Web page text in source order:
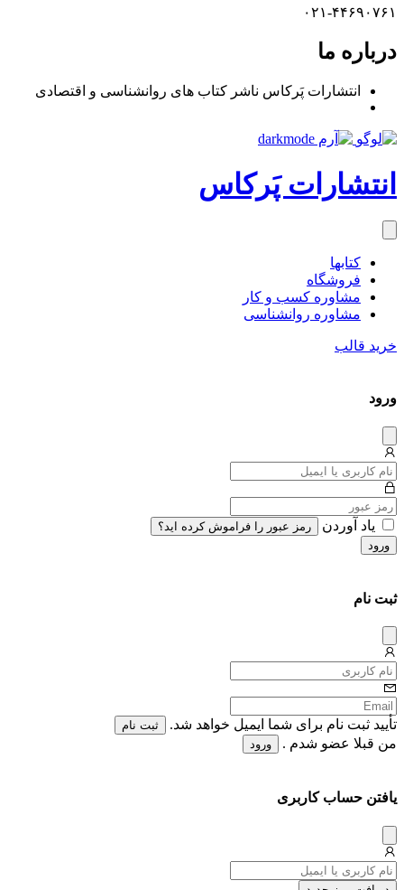
۰۲۱-۴۴۶۹۰۷۶۱
درباره ما
انتشارات پَرکاس ناشر کتاب های روانشناسی و اقتصادی
انتشارات پَرکاس
کتاب‎ها
فروشگاه
مشاوره کسب و کار
مشاوره روان‎شناسی
خرید قالب
ورود
میس
یاد آوردن
رمز عبور را فراموش کرده اید؟
ورود
ثبت نام
میس
تأیید ثبت نام برای شما ایمیل خواهد شد. ثبت نام
من قبلا عضو شدم . ورود
یافتن حساب کاربری
میس